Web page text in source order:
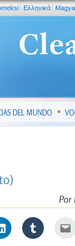
Ελληνικά
DEL MUNDO
Por